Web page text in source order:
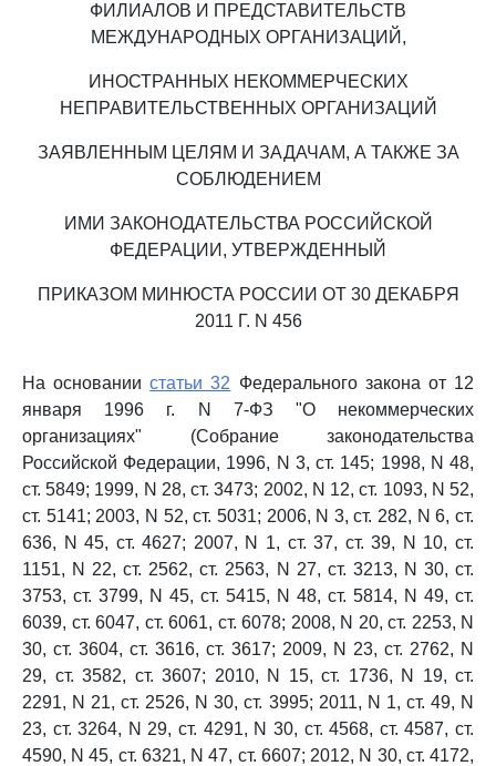
ФИЛИАЛОВ И ПРЕДСТАВИТЕЛЬСТВ
МЕЖДУНАРОДНЫХ ОРГАНИЗАЦИЙ,
ИНОСТРАННЫХ НЕКОММЕРЧЕСКИХ
НЕПРАВИТЕЛЬСТВЕННЫХ ОРГАНИЗАЦИЙ
ЗАЯВЛЕННЫМ ЦЕЛЯМ И ЗАДАЧАМ, А ТАКЖЕ ЗА
СОБЛЮДЕНИЕМ
ИМИ ЗАКОНОДАТЕЛЬСТВА РОССИЙСКОЙ
ФЕДЕРАЦИИ, УТВЕРЖДЕННЫЙ
ПРИКАЗОМ МИНЮСТА РОССИИ ОТ 30 ДЕКАБРЯ
2011 Г. N 456
На основаниистатьи 32 Федерального закона от 12
января 1996 г. N 7-ФЗ "О некоммерческих
организациях" (Собрание законодательства
Российской Федерации, 1996, N 3, ст. 145; 1998, N 48,
ст. 5849; 1999, N 28, ст. 3473; 2002, N 12, ст. 1093, N 52,
ст. 5141; 2003, N 52, ст. 5031; 2006, N 3, ст. 282, N 6, ст.
636, N 45, ст. 4627; 2007, N 1, ст. 37, ст. 39, N 10, ст.
1151, N 22, ст. 2562, ст. 2563, N 27, ст. 3213, N 30, ст.
3753, ст. 3799, N 45, ст. 5415, N 48, ст. 5814, N 49, ст.
6039, ст. 6047, ст. 6061, ст. 6078; 2008, N 20, ст. 2253, N
30, ст. 3604, ст. 3616, ст. 3617; 2009, N 23, ст. 2762, N
29, ст. 3582, ст. 3607; 2010, N 15, ст. 1736, N 19, ст.
2291, N 21, ст. 2526, N 30, ст. 3995; 2011, N 1, ст. 49, N
23, ст. 3264, N 29, ст. 4291, N 30, ст. 4568, ст. 4587, ст.
4590, N 45, ст. 6321, N 47, ст. 6607; 2012, N 30, ст. 4172,